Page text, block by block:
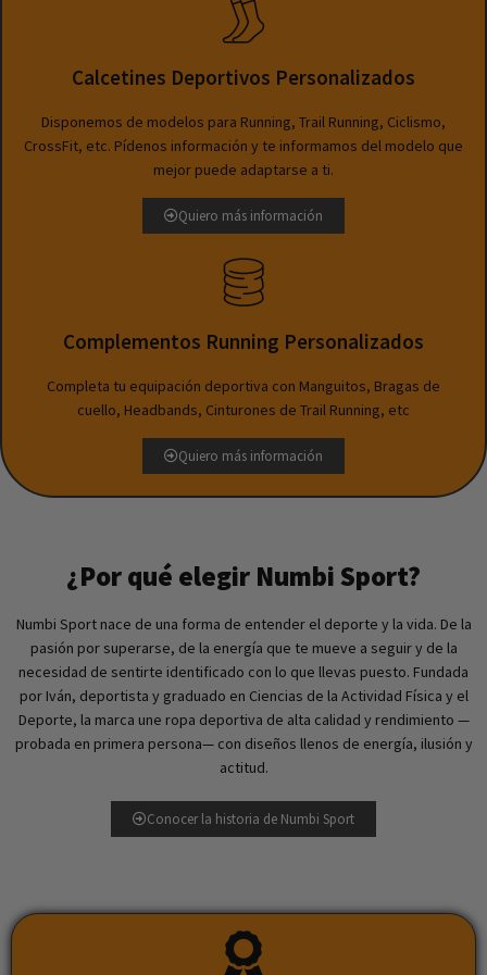
Calcetines Deportivos Personalizados
Disponemos de modelos para Running, Trail Running, Ciclismo,
CrossFit, etc. Pídenos información y te informamos del modelo que
mejor puede adaptarse a ti.
Quiero más información
Complementos Running Personalizados
Completa tu equipación deportiva con Manguitos, Bragas de
cuello, Headbands, Cinturones de Trail Running, etc
Quiero más información
¿Por qué elegir Numbi Sport?
Numbi Sport nace de una forma de entender el deporte y la vida. De la
pasión por superarse, de la energía que te mueve a seguir y de la
necesidad de sentirte identificado con lo que llevas puesto. Fundada
por Iván, deportista y graduado en Ciencias de la Actividad Física y el
Deporte, la marca une ropa deportiva de alta calidad y rendimiento —
probada en primera persona— con diseños llenos de energía, ilusión y
actitud.
Conocer la historia de Numbi Sport